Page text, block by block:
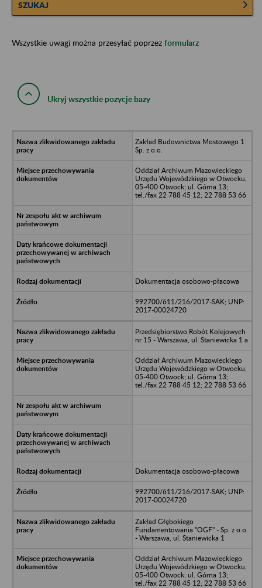
SZUKAJ
Wszystkie uwagi można przesyłać poprzez formularz
Ukryj wszystkie pozycje bazy
Zakład Budownictwa Mostowego 1
Sp. z o.o.
Oddział Archiwum Mazowieckiego
Urzędu Wojewódzkiego w Otwocku,
05-400 Otwock; ul. Górna 13;
tel./fax 22 788 45 12; 22 788 53 66
Dokumentacja osobowo-płacowa
992700/611/216/2017-SAK; UNP:
2017-00024720
Przedsiębiorstwo Robót Kolejowych
nr 15 - Warszawa, ul. Staniewicka 1 a
Oddział Archiwum Mazowieckiego
Urzędu Wojewódzkiego w Otwocku,
05-400 Otwock; ul. Górna 13;
tel./fax 22 788 45 12; 22 788 53 66
Dokumentacja osobowo-płacowa
992700/611/216/2017-SAK; UNP:
2017-00024720
Zakład Głębokiego
Fundamentowania "OGF" - Sp. z o.o.
- Warszawa, ul. Staniewicka 1
Oddział Archiwum Mazowieckiego
Urzędu Wojewódzkiego w Otwocku,
05-400 Otwock; ul. Górna 13;
tel./fax 22 788 45 12; 22 788 53 66